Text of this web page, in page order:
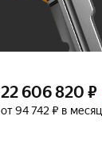
22 606 820 ₽
от 94 742 ₽ в месяц